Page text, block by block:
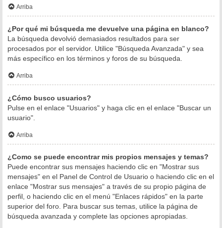
Arriba
¿Por qué mi búsqueda me devuelve una página en blanco?
La búsqueda devolvió demasiados resultados para ser
procesados por el servidor. Utilice "Búsqueda Avanzada" y sea
más específico en los términos y foros de su búsqueda.
Arriba
¿Cómo busco usuarios?
Pulse en el enlace "Usuarios" y haga clic en el enlace "Buscar un
usuario".
Arriba
¿Como se puede encontrar mis propios mensajes y temas?
Puede encontrar sus mensajes haciendo clic en "Mostrar sus
mensajes" en el Panel de Control de Usuario o haciendo clic en el
enlace "Mostrar sus mensajes" a través de su propio página de
perfil, o haciendo clic en el menú "Enlaces rápidos" en la parte
superior del foro. Para buscar sus temas, utilice la página de
búsqueda avanzada y complete las opciones apropiadas.